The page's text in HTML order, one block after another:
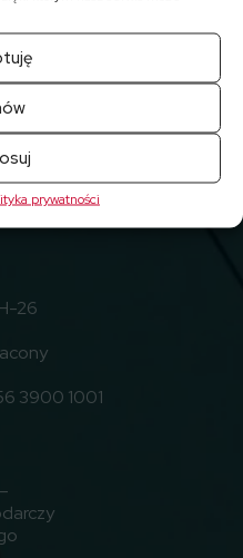
prywatności
do Linkedin
26
3900 1001